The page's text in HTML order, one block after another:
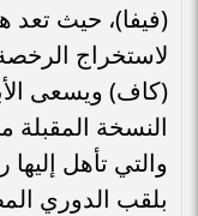
(فيفا)، حيث
لاستخراج الرخصة
(كاف) ويسعى
النسخة المقبلة
والتي تأهل
بلقب الدوري